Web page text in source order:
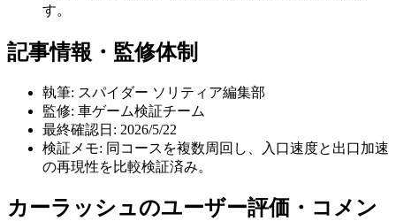
す。
記事情報・監修体制
執筆: スパイダー ソリティア編集部
監修: 車ゲーム検証チーム
最終確認日: 2026/5/22
検証メモ: 同コースを複数周回し、入口速度と出口加速
の再現性を比較検証済み。
カーラッシュのユーザー評価・コメン